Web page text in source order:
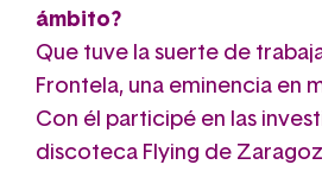
ámbito?
Que tuve la suerte de
Frontela, una eminencia en
Con él participé en las
discoteca Flying de